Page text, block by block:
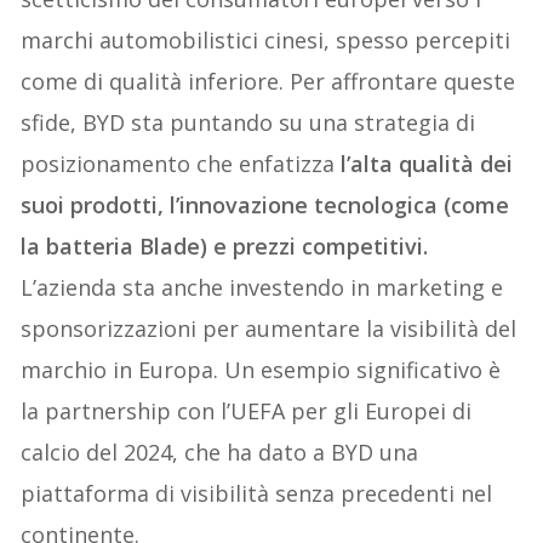
marchi automobilistici cinesi, spesso percepiti
come di qualità inferiore. Per affrontare queste
sfide, BYD sta puntando su una strategia di
posizionamento che enfatizza l’alta qualità dei
suoi prodotti, l’innovazione tecnologica (come
la batteria Blade) e prezzi competitivi.
L’azienda sta anche investendo in marketing e
sponsorizzazioni per aumentare la visibilità del
marchio in Europa. Un esempio significativo è
la partnership con l’UEFA per gli Europei di
calcio del 2024, che ha dato a BYD una
piattaforma di visibilità senza precedenti nel
continente.